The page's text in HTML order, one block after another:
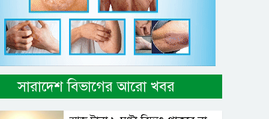
সারাদেশ বিভাগের আরো খবর